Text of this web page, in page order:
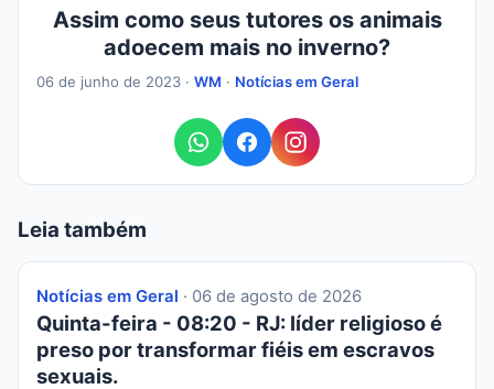
Assim como seus tutores os animais
adoecem mais no inverno?
06 de junho de 2023 · WM · Notícias em Geral
Leia também
Notícias em Geral · 06 de agosto de 2026
Quinta-feira - 08:20 - RJ: líder religioso é
preso por transformar fiéis em escravos
sexuais.